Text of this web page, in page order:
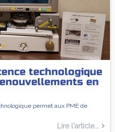
technologique
en
permet aux PME de
Lire l'article...